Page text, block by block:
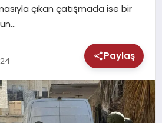
çıkan çatışmada ise bir
Paylaş